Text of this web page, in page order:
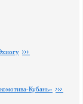
Кубань»